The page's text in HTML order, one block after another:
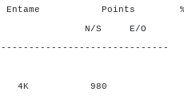
Points %
S E/O N/
4K 980